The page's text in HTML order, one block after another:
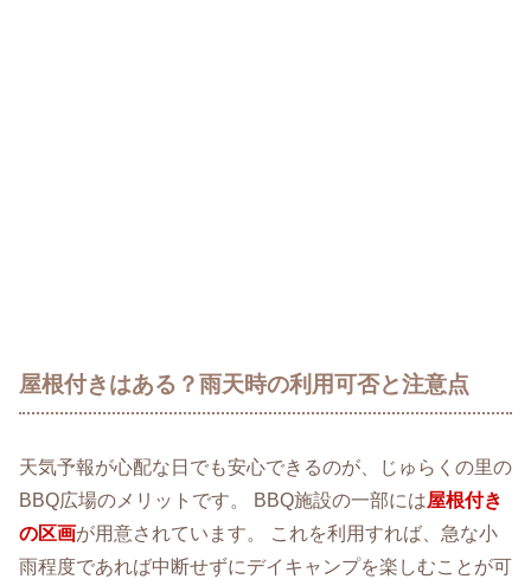
屋根付きはある？雨天時の利用可否と注意点
天気予報が心配な日でも安心できるのが、じゅらくの里の
BBQ広場のメリットです。 BBQ施設の一部には屋根付き
の区画が用意されています。 これを利用すれば、急な小
雨程度であれば中断せずにデイキャンプを楽しむことが可